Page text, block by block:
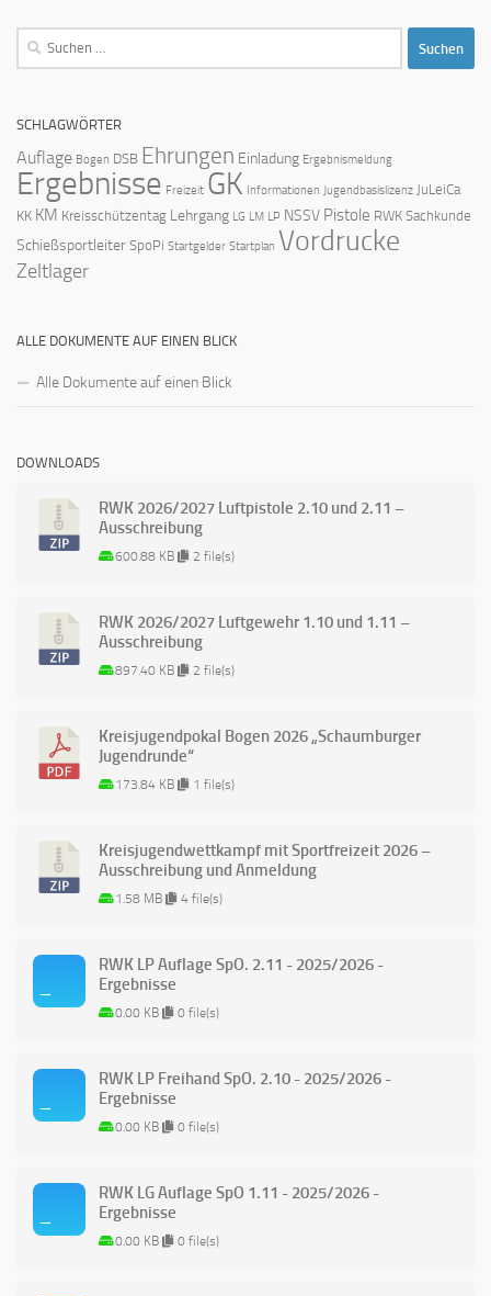
Suchen
SCHLAGWÖRTER
Auflage Bogen DSB Ehrungen Einladung Ergebnismeldung
Ergebnisse Freizeit GK Informationen Jugendbasislizenz JuLeiCa
KK KM Kreisschützentag Lehrgang LG LM LP NSSV Pistole RWK Sachkunde
Schießsportleiter SpoPi Startgelder Startplan Vordrucke
Zeltlager
ALLE DOKUMENTE AUF EINEN BLICK
Alle Dokumente auf einen Blick
DOWNLOADS
RWK 2026/2027 Luftpistole 2.10 und 2.11 –
Ausschreibung
600.88 KB 2 file(s)
RWK 2026/2027 Luftgewehr 1.10 und 1.11 –
Ausschreibung
897.40 KB 2 file(s)
Kreisjugendpokal Bogen 2026 „Schaumburger
Jugendrunde“
173.84 KB 1 file(s)
Kreisjugendwettkampf mit Sportfreizeit 2026 –
Ausschreibung und Anmeldung
1.58 MB 4 file(s)
RWK LP Auflage SpO. 2.11 - 2025/2026 -
Ergebnisse
0.00 KB 0 file(s)
RWK LP Freihand SpO. 2.10 - 2025/2026 -
Ergebnisse
0.00 KB 0 file(s)
RWK LG Auflage SpO 1.11 - 2025/2026 -
Ergebnisse
0.00 KB 0 file(s)